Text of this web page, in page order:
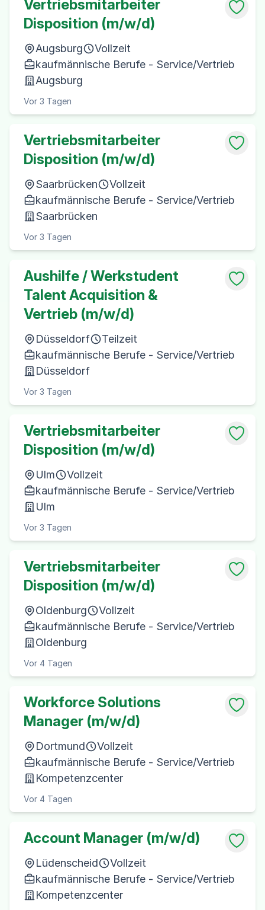
Vertriebsmitarbeiter
Disposition (m/w/d)
Augsburg
Vollzeit
kaufmännische Berufe - Service/Vertrieb
Augsburg
Vor 3 Tagen
Vertriebsmitarbeiter
Disposition (m/w/d)
Saarbrücken
Vollzeit
kaufmännische Berufe - Service/Vertrieb
Saarbrücken
Vor 3 Tagen
Aushilfe / Werkstudent
Talent Acquisition &
Vertrieb (m/w/d)
Düsseldorf
Teilzeit
kaufmännische Berufe - Service/Vertrieb
Düsseldorf
Vor 3 Tagen
Vertriebsmitarbeiter
Disposition (m/w/d)
Ulm
Vollzeit
kaufmännische Berufe - Service/Vertrieb
Ulm
Vor 3 Tagen
Vertriebsmitarbeiter
Disposition (m/w/d)
Oldenburg
Vollzeit
kaufmännische Berufe - Service/Vertrieb
Oldenburg
Vor 4 Tagen
Workforce Solutions
Manager (m/w/d)
Dortmund
Vollzeit
kaufmännische Berufe - Service/Vertrieb
Kompetenzcenter
Vor 4 Tagen
Account Manager (m/w/d)
Lüdenscheid
Vollzeit
kaufmännische Berufe - Service/Vertrieb
Kompetenzcenter